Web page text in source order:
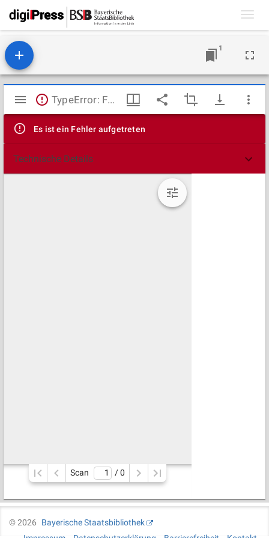
1
Mirador
Viewer
TypeError: Failed to fetch
Es ist ein Fehler aufgetreten
Technische Details
Scan / 0
©2026
Bayerische Staatsbibliothek